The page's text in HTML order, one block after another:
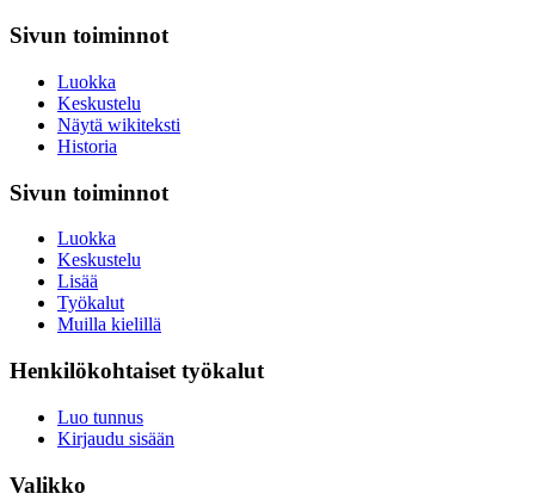
Sivun toiminnot
Luokka
Keskustelu
Näytä wikiteksti
Historia
Sivun toiminnot
Luokka
Keskustelu
Lisää
Työkalut
Muilla kielillä
Henkilökohtaiset työkalut
Luo tunnus
Kirjaudu sisään
Valikko